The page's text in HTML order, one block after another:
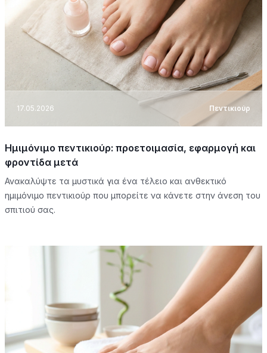
17.05.2026 Πεντικιούρ
Ημιμόνιμο πεντικιούρ: προετοιμασία, εφαρμογή και
φροντίδα μετά
Ανακαλύψτε τα μυστικά για ένα τέλειο και ανθεκτικό
ημιμόνιμο πεντικιούρ που μπορείτε να κάνετε στην άνεση του
σπιτιού σας.